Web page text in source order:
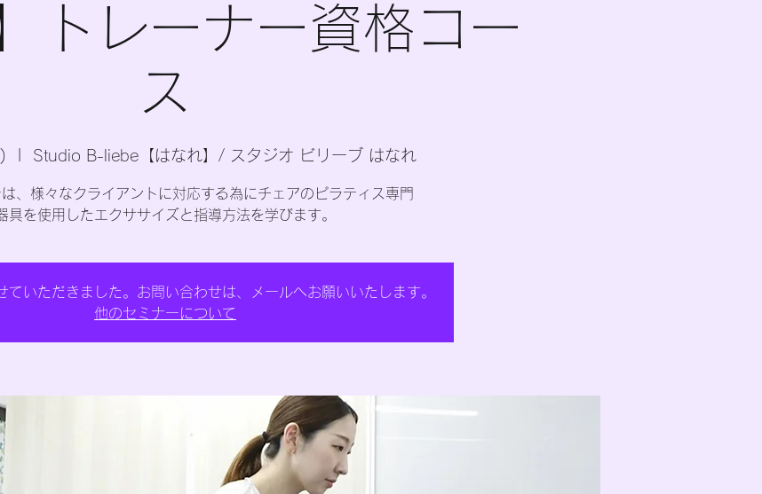
トレーナー資格コー
ス
Studio B-liebe【はなれ】/ スタジオ ビリーブ はなれ
、様々なクライアントに対応する為にチェアのピラティス専門
具を使用したエクササイズと指導方法を学びます。
ていただきました。お問い合わせは、メールへお願いいたします。
他のセミナーについて